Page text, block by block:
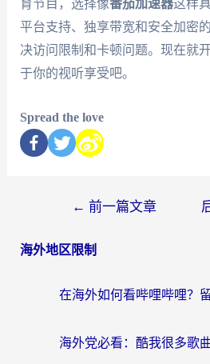
育节目，选择像番茄加速器这样
平台支持、独享带宽和安全加密
决访问限制和卡顿问题。现在就
于你的视听享受吧。
Spread the love
← 前一篇文章
海外地区限制